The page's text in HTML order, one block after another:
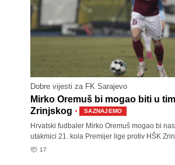
Dobre vijesti za FK Sarajevo
Mirko Oremuš bi mogao biti u
Zrinjskog · SAZNAJEMO
Hrvatski fudbaler Mirko Oremuš mogao bi
utakmici 21. kola Premijer lige protiv HŠK
17